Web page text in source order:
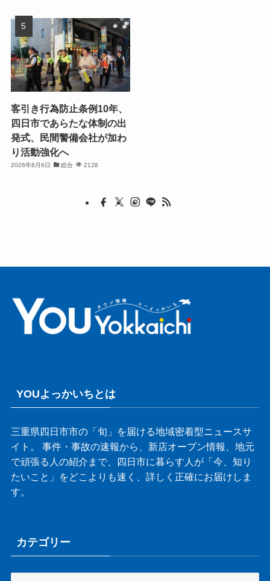
客引き行為防止条例10年、
四日市であらたな体制の出
発式、民間警備会社が加わ
り活動強化へ
2026年8月6日 総合 2128
YOUよっかいちとは
三重県四日市市の「旬」を届ける地域密着型ニュースサ
イト。 事件・事故の速報から、新店オープン情報、地元
で頑張る人の紹介まで、四日市に暮らす人が「今、知り
たいこと」をどこよりも速く、詳しく正確にお届けしま
す。
カテゴリー